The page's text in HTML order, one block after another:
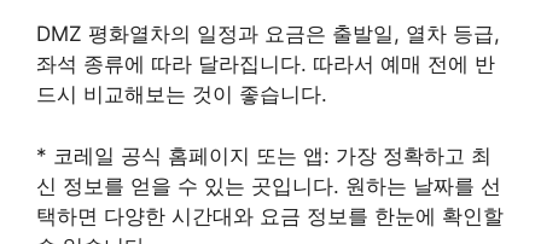
DMZ 평화열차의 일정과 요금은 출발일, 열차 등급,
좌석 종류에 따라 달라집니다. 따라서 예매 전에 반
드시 비교해보는 것이 좋습니다.
* 코레일 공식 홈페이지 또는 앱: 가장 정확하고 최
신 정보를 얻을 수 있는 곳입니다. 원하는 날짜를 선
택하면 다양한 시간대와 요금 정보를 한눈에 확인할